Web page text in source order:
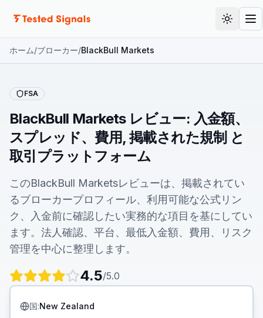
テーマを
ガ
ホーム/ブローカー/BlackBull Markets
FSA
BlackBull Markets レビュー: 入金額、
スプレッド、費用, 掲載された規制 と
取引プラットフォーム
このBlackBull Marketsレビューは、掲載されてい
るブローカープロフィール、利用可能な公式リン
ク、入金前に確認したい実務的な項目を基にしてい
ます。法人確認、平台、最低入金額、費用、リスク
管理を中心に整理します。
4.5/5.0
国:New Zealand